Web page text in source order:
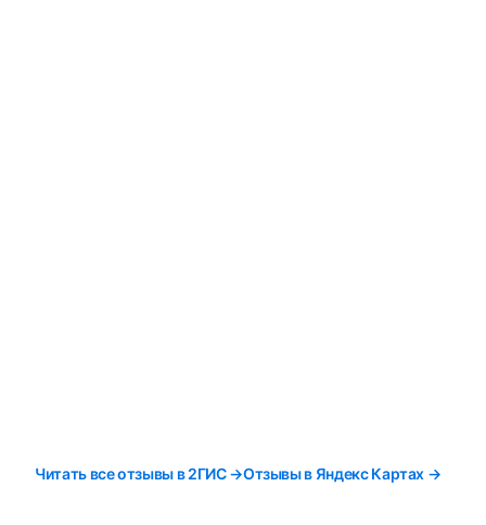
Читать все отзывы в 2ГИС →Отзывы в Яндекс Картах →